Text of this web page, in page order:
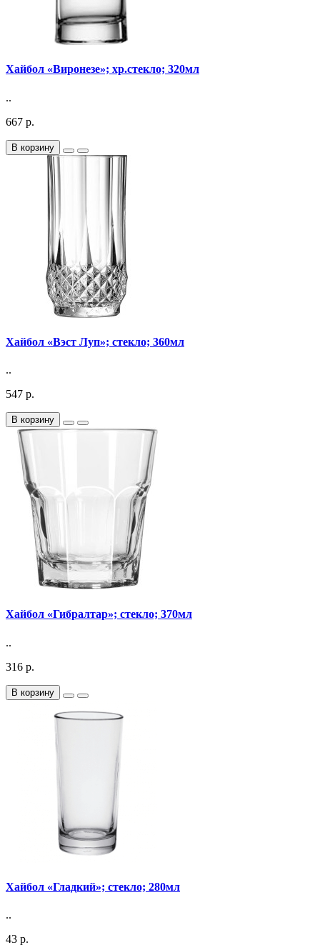
Хайбол «Виронезе»; хр.стекло; 320мл
..
667 р.
В корзину
Хайбол «Вэст Луп»; стекло; 360мл
..
547 р.
В корзину
Хайбол «Гибралтар»; стекло; 370мл
..
316 р.
В корзину
Хайбол «Гладкий»; стекло; 280мл
..
43 р.